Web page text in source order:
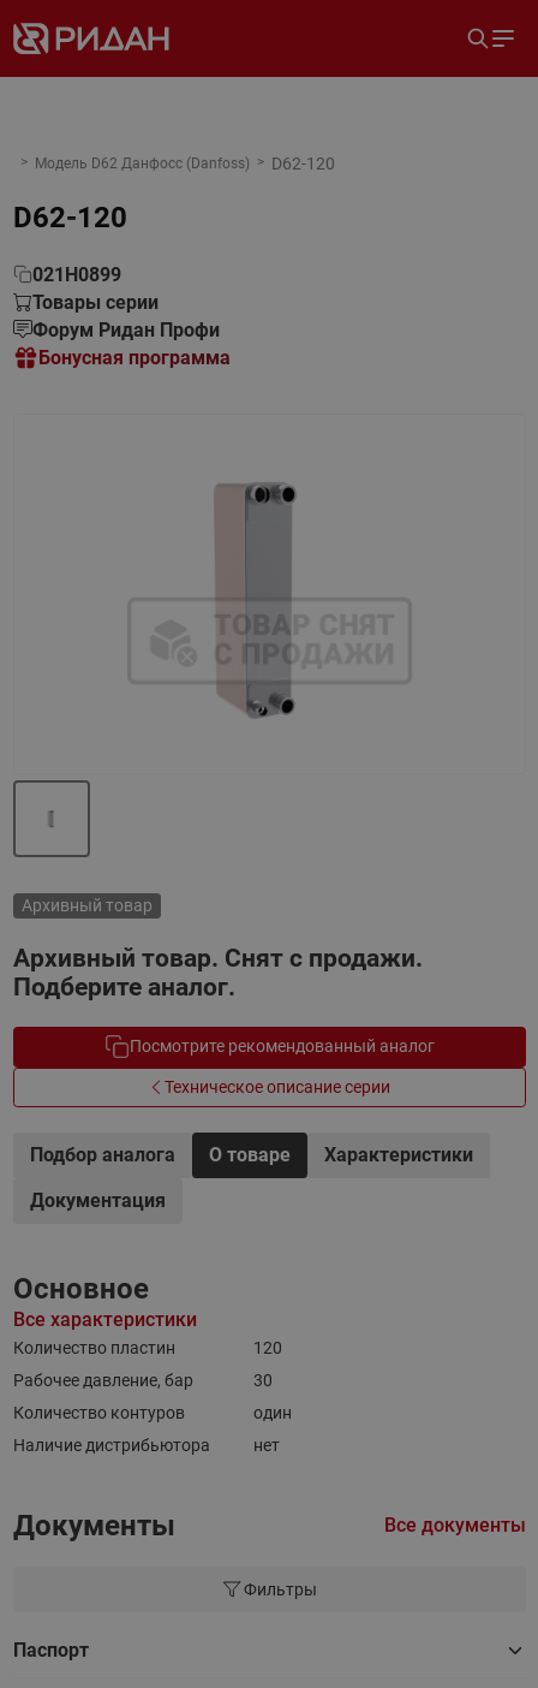
Модель D62 Данфосс (Danfoss) D62-120
D62-120
021H0899
Товары серии
Форум Ридан Профи
Бонусная программа
Архивный товар
Архивный товар. Снят с продажи.
Подберите аналог.
Посмотрите рекомендованный аналог
Техническое описание серии
Подбор аналога О товаре
Характеристики
Документация
Основное
Все характеристики
Количество пластин
120
Рабочее давление, бар
30
Количество контуров
один
Наличие дистрибьютора
нет
Документы Все документы
Фильтры
Паспорт